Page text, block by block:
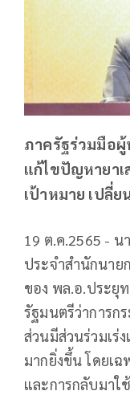
ภาครัฐร่วมมือ
แก้ไขปัญหายาเ
เป้าหมาย เปลี่
19 ต.ค.2565 - น
ประจำสำนักนาย
ของ พล.อ.ประยุ
รัฐมนตรีว่าการก
ส่วนมีส่วนร่วมเร่
มากยิ่งขึ้น โดยเ
และการกลับมา